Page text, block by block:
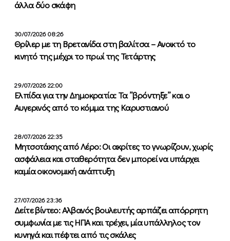
άλλα δύο σκάφη
30/07/2026 08:26
Θρίλερ με τη Βρετανίδα στη βαλίτσα – Ανοικτό το
κινητό της μέχρι το πρωί της Τετάρτης
29/07/2026 22:00
Ελπίδα για την Δημοκρατία: Τα ”βρόντηξε” και ο
Αυγερινός από το κόμμα της Καρυστιανού
28/07/2026 22:35
Μητσοτάκης από Λέρο: Οι ακρίτες το γνωρίζουν, χωρίς
ασφάλεια και σταθερότητα δεν μπορεί να υπάρχει
καμία οικονομική ανάπτυξη
27/07/2026 23:36
Δείτε βίντεο: Αλβανός βουλευτής αρπάζει απόρρητη
συμφωνία με τις ΗΠΑ και τρέχει, μία υπάλληλος τον
κυνηγά και πέφτει από τις σκάλες